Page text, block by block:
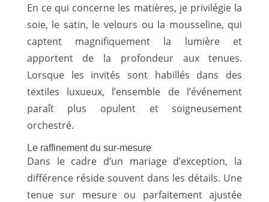
En ce qui concerne les matières, je privilégie la
soie, le satin, le velours ou la mousseline, qui
captent magnifiquement la lumière et
apportent de la profondeur aux tenues.
Lorsque les invités sont habillés dans des
textiles luxueux, l’ensemble de l’événement
paraît plus opulent et soigneusement
orchestré.
Le raffinement du sur-mesure
Dans le cadre d’un mariage d’exception, la
différence réside souvent dans les détails. Une
tenue sur mesure ou parfaitement ajustée